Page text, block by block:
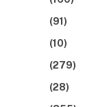
(91)
(10)
(279)
(28)